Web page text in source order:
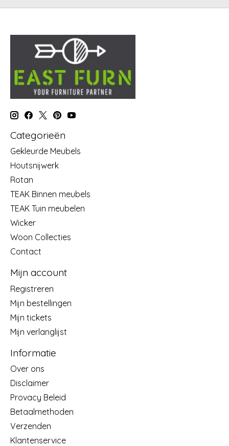
Categorieën
Gekleurde Meubels
Houtsnijwerk
Rotan
TEAK Binnen meubels
TEAK Tuin meubelen
Wicker
Woon Collecties
Contact
Mijn account
Registreren
Mijn bestellingen
Mijn tickets
Mijn verlanglijst
Informatie
Over ons
Disclaimer
Provacy Beleid
Betaalmethoden
Verzenden
Klantenservice